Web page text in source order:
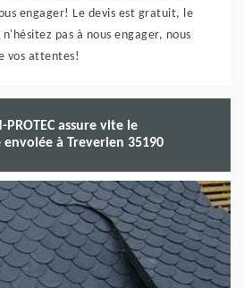
engager! Le devis est gratuit, le
pas à nous engager, nous
vos attentes!
assure vite le
à Treverien 35190